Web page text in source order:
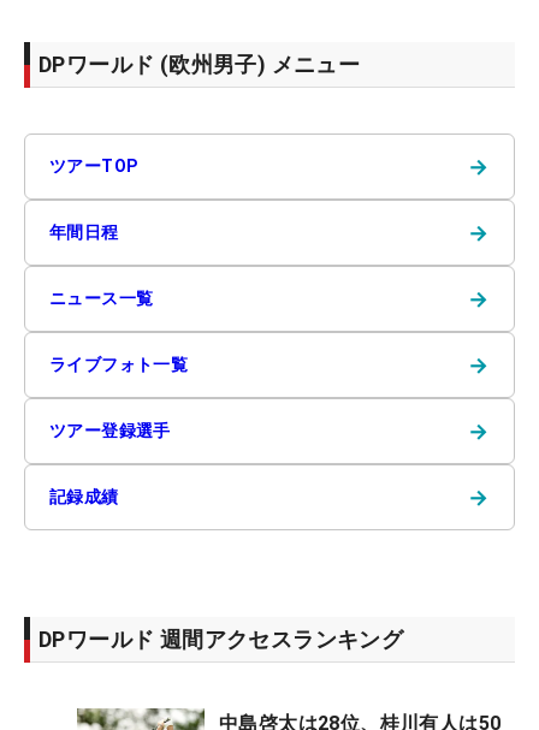
DPワールド (欧州男子) メニュー
ツアーTOP →
年間日程 →
ニュース一覧 →
ライブフォト一覧 →
ツアー登録選手 →
記録成績 →
DPワールド 週間アクセスランキング
中島啓太は28位、桂川有人は50